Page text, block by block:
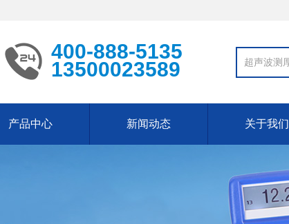
400-888-5135
13500023589
产品中心 新闻动态 关于我们